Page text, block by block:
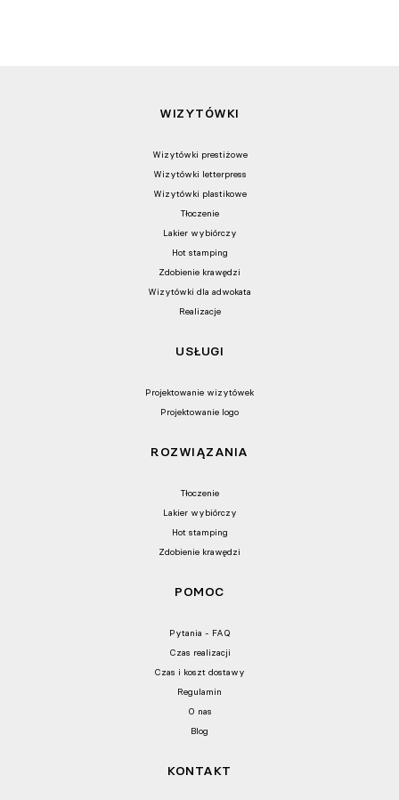
WIZYTÓWKI
Wizytówki prestiżowe
Wizytówki letterpress
Wizytówki plastikowe
Tłoczenie
Lakier wybiórczy
Hot stamping
Zdobienie krawędzi
Wizytówki dla adwokata
Realizacje
USŁUGI
Projektowanie wizytówek
Projektowanie logo
ROZWIĄZANIA
Tłoczenie
Lakier wybiórczy
Hot stamping
Zdobienie krawędzi
POMOC
Pytania - FAQ
Czas realizacji
Czas i koszt dostawy
Regulamin
O nas
Blog
KONTAKT